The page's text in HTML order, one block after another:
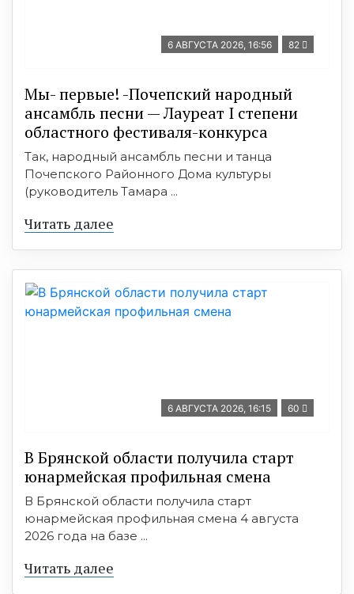
6 АВГУСТА 2026, 16:56 82
Мы- первые! -Почепский народный
ансамбль песни — Лауреат I степени
областного фестиваля-конкурса
Так, народный ансамбль песни и танца
Почепского Районного Дома культуры
(руководитель Тамара ...
Читать далее
6 АВГУСТА 2026, 16:15 60
В Брянской области получила старт
юнармейская профильная смена
В Брянской области получила старт
юнармейская профильная смена 4 августа
2026 года на базе ...
Читать далее